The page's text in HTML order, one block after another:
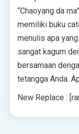
“Chaoyang da
memiliki buku
menulis apa
sangat kagum
bersamaan
tetangga Anda.
New Replace :